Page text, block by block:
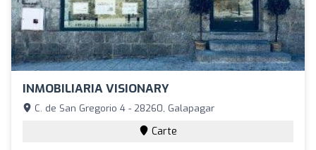
INMOBILIARIA VISIONARY
C. de San Gregorio 4 - 28260, Galapagar
Carte